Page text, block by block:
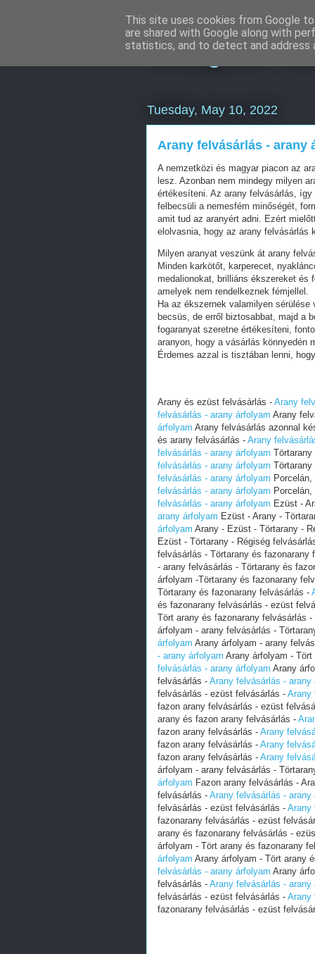
Instagram
Tuesday, May 10, 2022
Arany felvásárlás - arany
A nemzetközi és magyar piacon az
lesz. Azonban nem mindegy milyen
értékesíteni. Az arany felvásárlás,
felbecsüli a nemesfém minőségét,
amit tud az aranyért adni. Ezért
elolvasnia, hogy az arany felvásárlás
Milyen aranyat veszünk át arany
Minden karkötőt, karperecet,
medalionokat, brilliáns ékszereket és
amelyek nem rendelkeznek fémjellel.
Ha az ékszernek valamilyen
becsüs, de erről biztosabbat, majd a
fogaranyat szeretne értékesíteni,
aranyon, hogy a vásárlás könnyedén
Érdemes azzal is tisztában lenni,
Arany és ezüst felvásárlás - Arany
felvásárlás - arany árfolyam Arany
árfolyam Arany felvásárlás azonnal
és arany felvásárlás - Arany
felvásárlás - arany árfolyam
felvásárlás - arany árfolyam
felvásárlás - arany árfolyam
felvásárlás - arany árfolyam
felvásárlás - arany árfolyam Ezüst -
arany árfolyam Ezüst - Arany -
árfolyam Arany - Ezüst - Törtarany -
Ezüst - Törtarany - Régiség
felvásárlás - Törtarany és fazonarany
- arany felvásárlás - Törtarany és
árfolyam -Törtarany és fazonarany
Törtarany és fazonarany felvásárlás -
és fazonarany felvásárlás - ezüst
Tört arany és fazonarany felvásárlás
árfolyam - arany felvásárlás -
árfolyam Arany árfolyam - arany
- arany árfolyam Arany árfolyam -
felvásárlás - arany árfolyam Arany
felvásárlás - Arany felvásárlás - arany
felvásárlás - ezüst felvásárlás - Arany
fazon arany felvásárlás - ezüst
arany és fazon arany felvásárlás -
fazon arany felvásárlás - Arany
fazon arany felvásárlás - Arany
fazon arany felvásárlás - Arany
árfolyam - arany felvásárlás -
árfolyam Fazon arany felvásárlás -
felvásárlás - Arany felvásárlás - arany
felvásárlás - ezüst felvásárlás - Arany
fazonarany felvásárlás - ezüst
arany és fazonarany felvásárlás -
árfolyam - Tört arany és fazonarany
árfolyam Arany árfolyam - Tört arany
felvásárlás - arany árfolyam Arany
felvásárlás - Arany felvásárlás - arany
felvásárlás - ezüst felvásárlás - Arany
fazonarany felvásárlás - ezüst
This site uses cookies from Google
are shared with Google along with
statistics, and to detect and address